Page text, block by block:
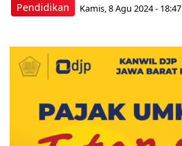
Pendidikan Kamis, 8 Agu 2024 - 18:47